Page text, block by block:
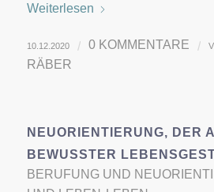
Weiterlesen
10.12.2020 / 0 KOMMENTARE /
RÄBER
NEUORIENTIERUNG, DER
BEWUSSTER
BERUFUNG UND